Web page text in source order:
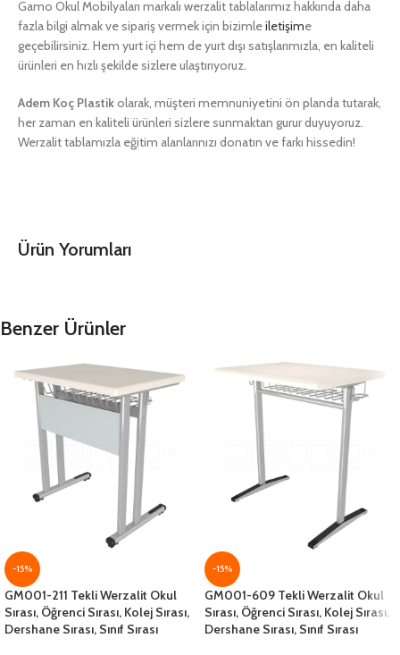
Gamo Okul Mobilyaları markalı werzalit tablalarımız hakkında daha
fazla bilgi almak ve sipariş vermek için bizimleiletişime
geçebilirsiniz. Hem yurt içi hem de yurt dışı satışlarımızla, en kaliteli
ürünleri en hızlı şekilde sizlere ulaştırıyoruz.
Adem Koç Plastikolarak, müşteri memnuniyetini ön planda tutarak,
her zaman en kaliteli ürünleri sizlere sunmaktan gurur duyuyoruz.
Werzalit tablamızla eğitim alanlarınızı donatın ve farkı hissedin!
Ürün Yorumları
Benzer Ürünler
-15%
GM001-211 Tekli Werzalit Okul
Sırası, Öğrenci Sırası, Kolej Sırası,
Dershane Sırası, Sınıf Sırası
-15%
GM001-609 Tekli Werzalit Okul
Sırası, Öğrenci Sırası, Kolej Sırası,
Dershane Sırası, Sınıf Sırası